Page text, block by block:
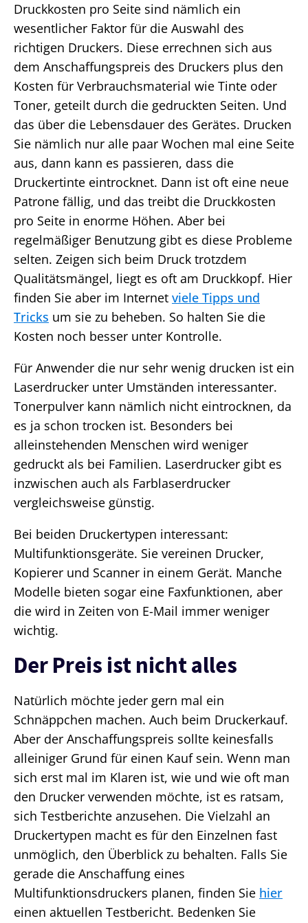
Druckkosten pro Seite sind nämlich ein
wesentlicher Faktor für die Auswahl des
richtigen Druckers. Diese errechnen sich aus
dem Anschaffungspreis des Druckers plus den
Kosten für Verbrauchsmaterial wie Tinte oder
Toner, geteilt durch die gedruckten Seiten. Und
das über die Lebensdauer des Gerätes. Drucken
Sie nämlich nur alle paar Wochen mal eine Seite
aus, dann kann es passieren, dass die
Druckertinte eintrocknet. Dann ist oft eine neue
Patrone fällig, und das treibt die Druckkosten
pro Seite in enorme Höhen. Aber bei
regelmäßiger Benutzung gibt es diese Probleme
selten. Zeigen sich beim Druck trotzdem
Qualitätsmängel, liegt es oft am Druckkopf. Hier
finden Sie aber im Internet viele Tipps und
Tricks um sie zu beheben. So halten Sie die
Kosten noch besser unter Kontrolle.
Für Anwender die nur sehr wenig drucken ist ein
Laserdrucker unter Umständen interessanter.
Tonerpulver kann nämlich nicht eintrocknen, da
es ja schon trocken ist. Besonders bei
alleinstehenden Menschen wird weniger
gedruckt als bei Familien. Laserdrucker gibt es
inzwischen auch als Farblaserdrucker
vergleichsweise günstig.
Bei beiden Druckertypen interessant:
Multifunktionsgeräte. Sie vereinen Drucker,
Kopierer und Scanner in einem Gerät. Manche
Modelle bieten sogar eine Faxfunktionen, aber
die wird in Zeiten von E-Mail immer weniger
wichtig.
Der Preis ist nicht alles
Natürlich möchte jeder gern mal ein
Schnäppchen machen. Auch beim Druckerkauf.
Aber der Anschaffungspreis sollte keinesfalls
alleiniger Grund für einen Kauf sein. Wenn man
sich erst mal im Klaren ist, wie und wie oft man
den Drucker verwenden möchte, ist es ratsam,
sich Testberichte anzusehen. Die Vielzahl an
Druckertypen macht es für den Einzelnen fast
unmöglich, den Überblick zu behalten. Falls Sie
gerade die Anschaffung eines
Multifunktionsdruckers planen, finden Sie hier
einen aktuellen Testbericht. Bedenken Sie